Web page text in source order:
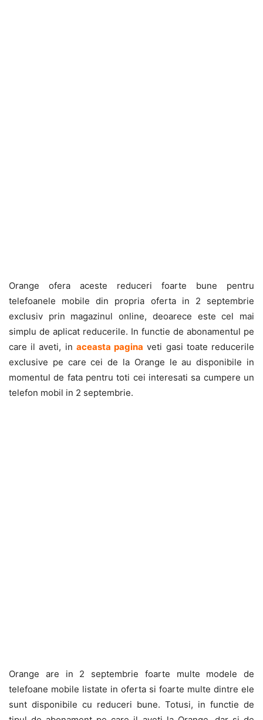
Orange ofera aceste reduceri foarte bune pentru
telefoanele mobile din propria oferta in 2 septembrie
exclusiv prin magazinul online, deoarece este cel mai
simplu de aplicat reducerile. In functie de abonamentul pe
care il aveti, in aceasta pagina veti gasi toate reducerile
exclusive pe care cei de la Orange le au disponibile in
momentul de fata pentru toti cei interesati sa cumpere un
telefon mobil in 2 septembrie.
Orange are in 2 septembrie foarte multe modele de
telefoane mobile listate in oferta si foarte multe dintre ele
sunt disponibile cu reduceri bune. Totusi, in functie de